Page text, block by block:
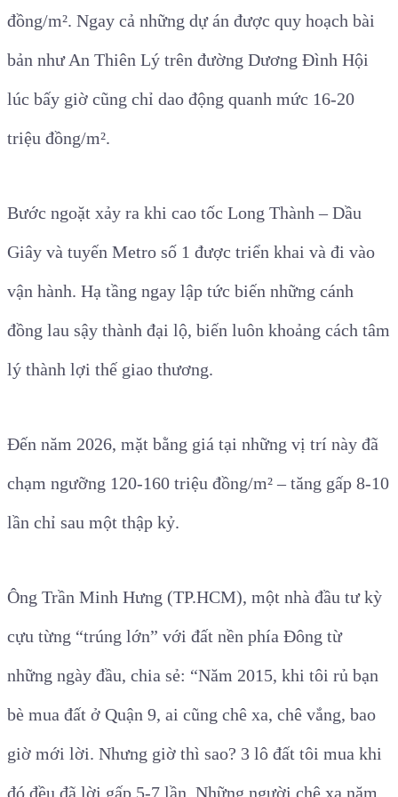
đồng/m². Ngay cả những dự án được quy hoạch bài
bản như An Thiên Lý trên đường Dương Đình Hội
lúc bấy giờ cũng chỉ dao động quanh mức 16-20
triệu đồng/m².
Bước ngoặt xảy ra khi cao tốc Long Thành – Dầu
Giây và tuyến Metro số 1 được triển khai và đi vào
vận hành. Hạ tầng ngay lập tức biến những cánh
đồng lau sậy thành đại lộ, biến luôn khoảng cách tâm
lý thành lợi thế giao thương.
Đến năm 2026, mặt bằng giá tại những vị trí này đã
chạm ngưỡng 120-160 triệu đồng/m² – tăng gấp 8-10
lần chỉ sau một thập kỷ.
Ông Trần Minh Hưng (TP.HCM), một nhà đầu tư kỳ
cựu từng “trúng lớn” với đất nền phía Đông từ
những ngày đầu, chia sẻ: “Năm 2015, khi tôi rủ bạn
bè mua đất ở Quận 9, ai cũng chê xa, chê vắng, bao
giờ mới lời. Nhưng giờ thì sao? 3 lô đất tôi mua khi
đó đều đã lời gấp 5-7 lần. Những người chê xa năm